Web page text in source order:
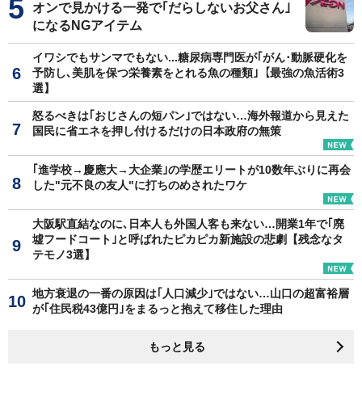
オンで見かける一発で｢だらしないお父さん｣
になるNGアイテム
イワシでもサンマでもない...糖尿病専門医が｢がん･動脈硬化を
予防し､美肌を保つ栄養素をとれる魚の種類｣【最強の魚活術3
選】
怒るべきは｢おじさんの短パン｣ではない…海外報道から見えた
国民に省エネを押し付けるだけの日本政府の無策
｢進学校→慶應大→大企業｣の学歴エリートが10数年ぶりに再会
した"元不良の友人"に打ちのめされたワケ
大阪駅直結なのに､日本人も外国人客も来ない…開業1年で｢廃
墟フードコート｣と呼ばれたピカピカ新施設の悲劇【残念なタ
テモノ3選】
地方衰退の一番の原因は｢人口減少｣ではない…山口の超富裕層
が｢住民税43億円｣をまるっと抱えて移住した理由
もっと見る